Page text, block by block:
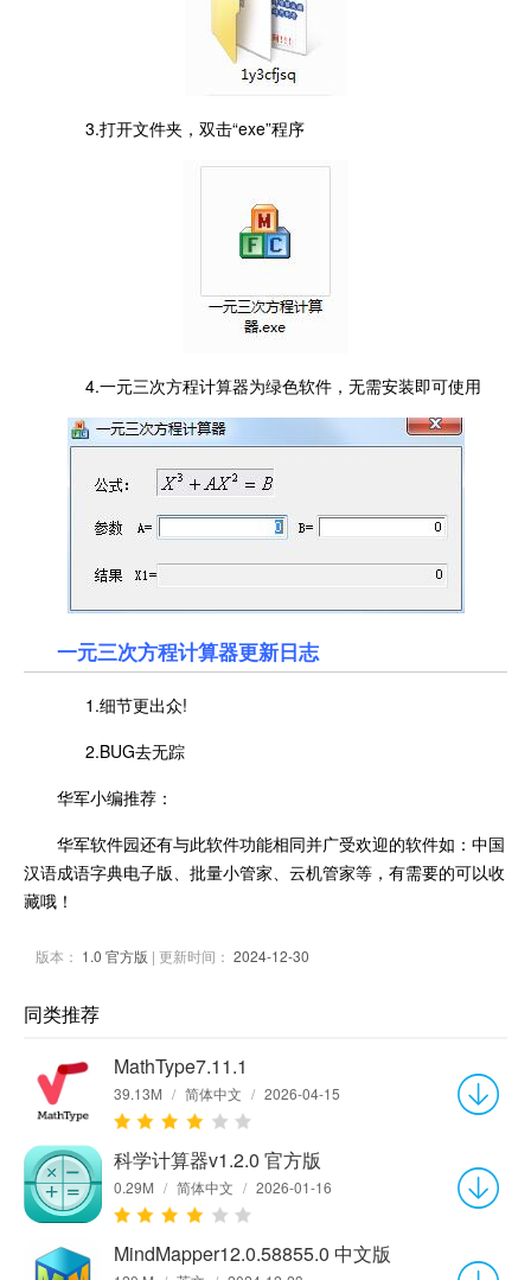
3.打开文件夹，双击“exe”程序
4.一元三次方程计算器为绿色软件，无需安装即可使用
一元三次方程计算器更新日志
1.细节更出众!
2.BUG去无踪
华军小编推荐：
华军软件园还有与此软件功能相同并广受欢迎的软件如：中国
汉语成语字典电子版、批量小管家、云机管家等，有需要的可以收
藏哦！
版本： 1.0 官方版 | 更新时间： 2024-12-30
同类推荐
MathType7.11.1
39.13M / 简体中文 / 2026-04-15
科学计算器v1.2.0 官方版
0.29M / 简体中文 / 2026-01-16
MindMapper12.0.58855.0 中文版